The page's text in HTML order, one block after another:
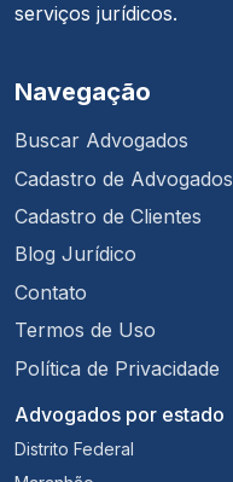
serviços jurídicos.
Navegação
Buscar Advogados
Cadastro de Advogados
Cadastro de Clientes
Blog Jurídico
Contato
Termos de Uso
Política de Privacidade
Advogados por estado
Distrito Federal